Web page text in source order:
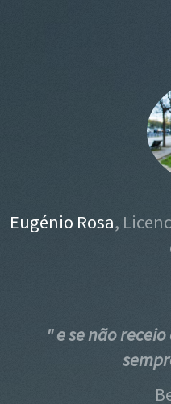
Eugénio Rosa,
" e se não